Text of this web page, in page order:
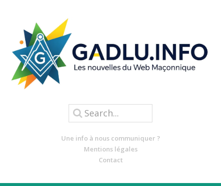
Une info à nous communiquer ?
Mentions légales
Contact